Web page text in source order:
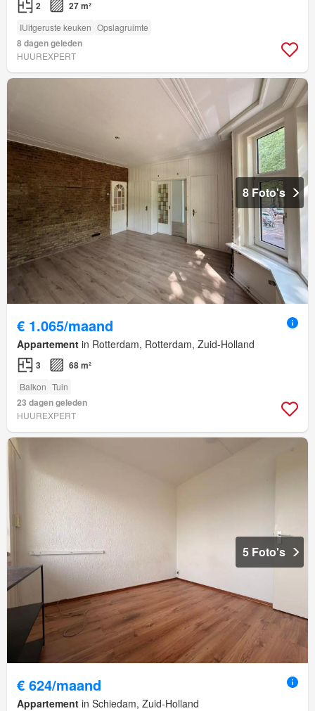
2 27 m²
IUitgeruste keuken Opslagruimte
8 dagen geleden
HUUREXPERT
8 Foto's
€ 1.065/maand
Appartement in Rotterdam, Rotterdam, Zuid-Holland
3 68 m²
Balkon Tuin
23 dagen geleden
HUUREXPERT
5 Foto's
€ 624/maand
Appartement in Schiedam, Zuid-Holland